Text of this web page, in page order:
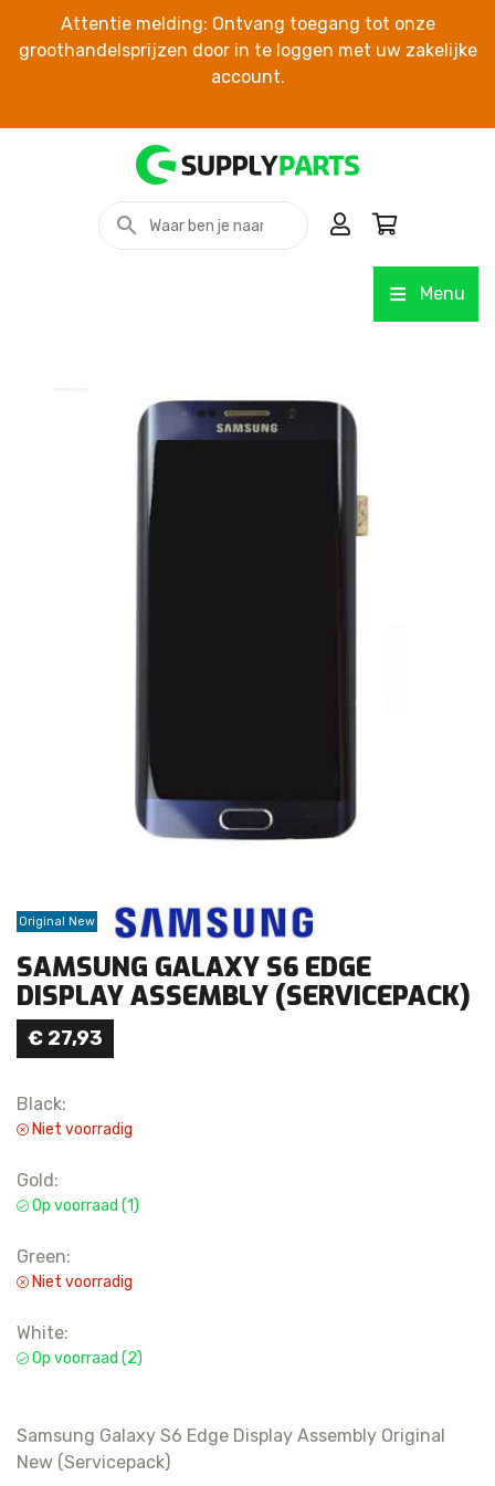
Attentie melding: Ontvang toegang tot onze
groothandelsprijzen door in te loggen met uw zakelijke
account.
Menu
Original New
SAMSUNG GALAXY S6 EDGE
DISPLAY ASSEMBLY (SERVICEPACK)
€ 27,93
Black:
Niet voorradig
Gold:
Op voorraad (1)
Green:
Niet voorradig
White:
Op voorraad (2)
Samsung Galaxy S6 Edge Display Assembly Original
New (Servicepack)